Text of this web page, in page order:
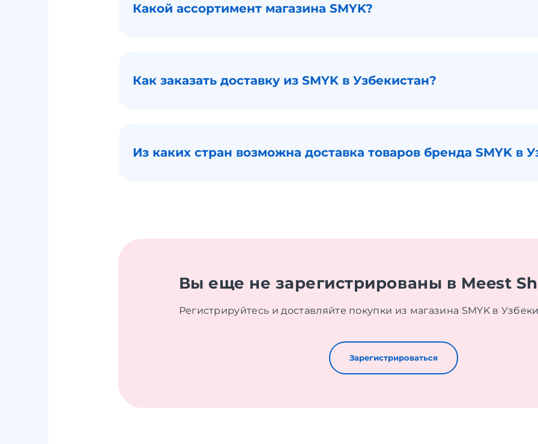
Какой ассортимент магазина SMYK?
Как заказать доставку из SMYK в Узбекистан?
Из каких стран возможна доставка товаров бренда SMYK в
Вы еще не зарегистрированы в Meest
Регистрируйтесь и доставляйте покупки из магазина SMYK в
Зарегистрироваться